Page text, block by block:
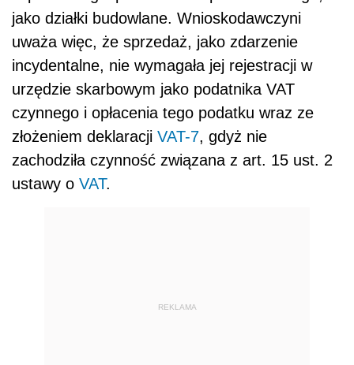
jako działki budowlane. Wnioskodawczyni
uważa więc, że sprzedaż, jako zdarzenie
incydentalne, nie wymagała jej rejestracji w
urzędzie skarbowym jako podatnika VAT
czynnego i opłacenia tego podatku wraz ze
złożeniem deklaracji VAT-7, gdyż nie
zachodziła czynność związana z art. 15 ust. 2
ustawy o VAT.
REKLAMA